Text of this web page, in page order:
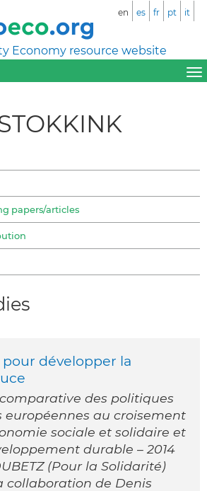
Economy resource website
en es fr pt it
papers/articles
pour développer la
des politiques
européennes au croisement
sociale et solidaire et
durable – 2014
(Pour la Solidarité)
collaboration de Denis